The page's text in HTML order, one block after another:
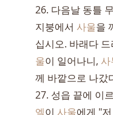
26. 다음날 동틀
지붕에서 사울을
십시오. 바래다
울이 일어나니, 사
께 바깥으로 나갔
27. 성읍 끝에 이
엘이 사울에게 "